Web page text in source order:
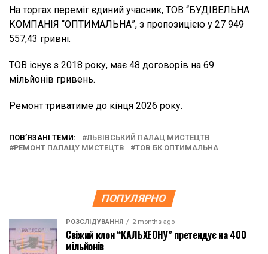
На торгах переміг єдиний учасник, ТОВ “БУДІВЕЛЬНА
КОМПАНІЯ “ОПТИМАЛЬНА”, з пропозицією у 27 949
557,43 гривні.
ТОВ існує з 2018 року, має 48 договорів на 69
мільйонів гривень.
Ремонт триватиме до кінця 2026 року.
ПОВ’ЯЗАНІ ТЕМИ:
ЛЬВІВСЬКИЙ ПАЛАЦ МИСТЕЦТВ
РЕМОНТ ПАЛАЦУ МИСТЕЦТВ
ТОВ БК ОПТИМАЛЬНА
ПОПУЛЯРНО
РОЗСЛІДУВАННЯ 2 months ago
Свіжий клон “КАЛЬХЕОНУ” претендує на 400
мільйонів